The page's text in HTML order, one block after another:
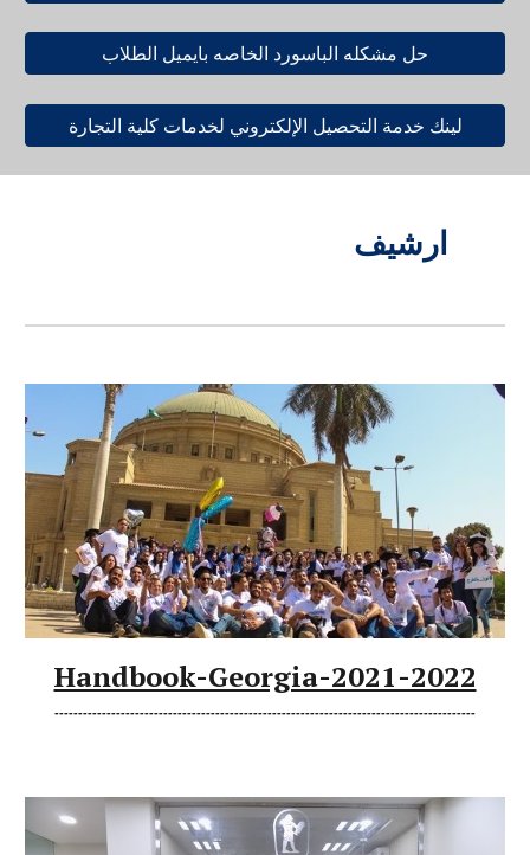
حل مشكله الباسورد الخاصه بايميل الطلاب
لينك خدمة التحصيل الإلكتروني لخدمات كلية التجارة
ارشيف
Handbook-Georgia-2021-2022
-----------------------------------------------------------------------------------------